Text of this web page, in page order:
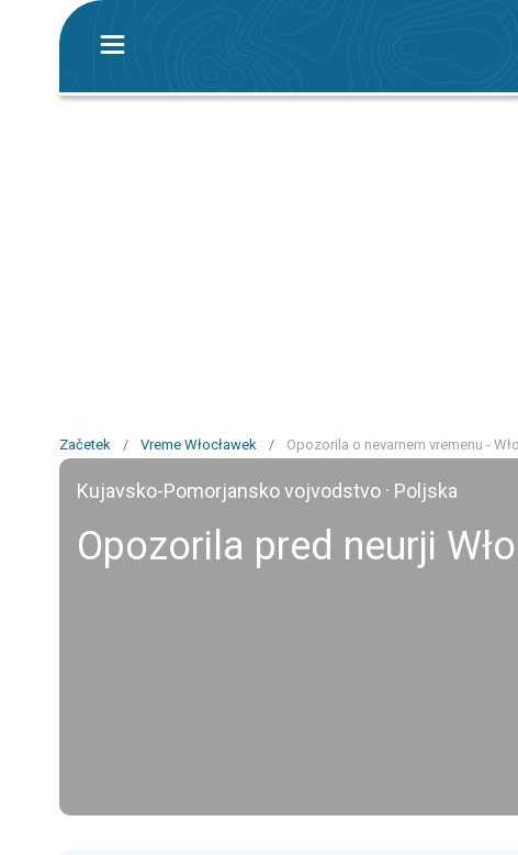
Začetek / Vreme Włocławek / Opozorila o nevarnem vremenu -
Kujavsko-Pomorjansko vojvodstvo · Poljska
Opozorila pred neurji